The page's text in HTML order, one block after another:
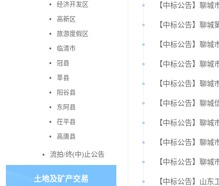
经济开发区
高新区
旅游度假区
临清市
冠县
莘县
阳谷县
东阿县
茌平县
高唐县
流拍/终(中)止公告
土地及矿产交易
【中标公告】聊城
【中标公告】聊
【中标公告】聊
【中标公告】聊
【中标公告】聊
【中标公告】聊
【中标公告】聊
【中标公告】聊城
【中标公告】聊
【中标公告】山